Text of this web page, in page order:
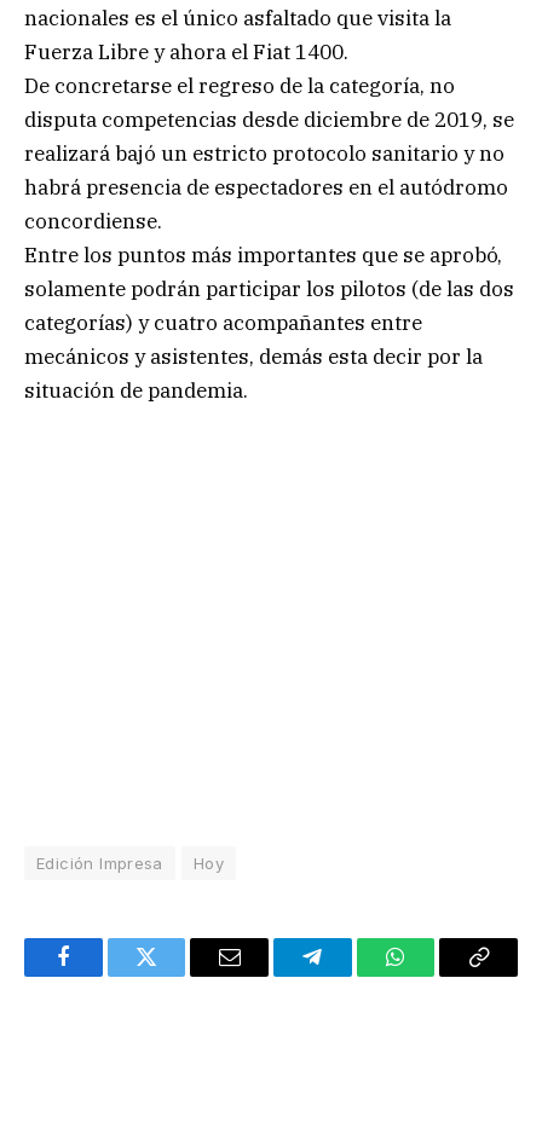
nacionales es el único asfaltado que visita la
Fuerza Libre y ahora el Fiat 1400.
De concretarse el regreso de la categoría, no
disputa competencias desde diciembre de 2019, se
realizará bajó un estricto protocolo sanitario y no
habrá presencia de espectadores en el autódromo
concordiense.
Entre los puntos más importantes que se aprobó,
solamente podrán participar los pilotos (de las dos
categorías) y cuatro acompañantes entre
mecánicos y asistentes, demás esta decir por la
situación de pandemia.
Edición Impresa Hoy
FacebookTwitter Email TelegramWhatsAppCopy